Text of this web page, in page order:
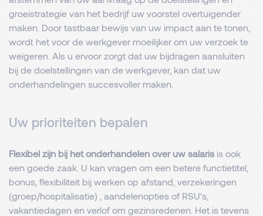
groeistrategie van het bedrijf uw voorstel overtuigender
maken. Door tastbaar bewijs van uw impact aan te tonen,
wordt het voor de werkgever moeilijker om uw verzoek te
weigeren. Als u ervoor zorgt dat uw bijdragen aansluiten
bij de doelstellingen van de werkgever, kan dat uw
onderhandelingen succesvoller maken.
Uw prioriteiten bepalen
Flexibel zijn bij het onderhandelen over uw salaris is ook
een goede zaak. U kan vragen om een betere functietitel,
bonus, flexibiliteit bij werken op afstand, verzekeringen
(groep/hospitalisatie) , aandelenopties of RSU's,
vakantiedagen en verlof om gezinsredenen. Het is tevens